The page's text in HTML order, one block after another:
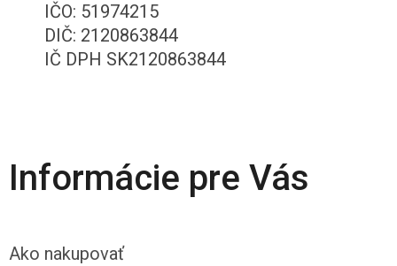
IČO: 51974215
DIČ: 2120863844
IČ DPH SK2120863844
Informácie pre Vás
Ako nakupovať